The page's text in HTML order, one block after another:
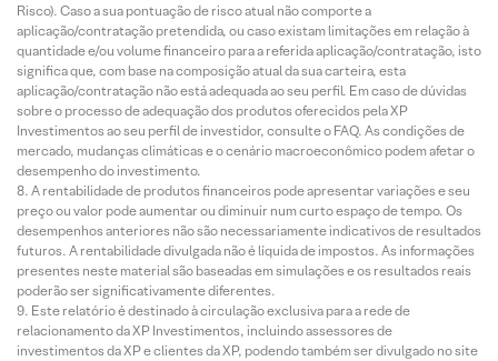
Risco). Caso a sua pontuação de risco atual não comporte a
aplicação/contratação pretendida, ou caso existam limitações em relação à
quantidade e/ou volume financeiro para a referida aplicação/contratação, isto
significa que, com base na composição atual da sua carteira, esta
aplicação/contratação não está adequada ao seu perfil. Em caso de dúvidas
sobre o processo de adequação dos produtos oferecidos pela XP
Investimentos ao seu perfil de investidor, consulte o FAQ. As condições de
mercado, mudanças climáticas e o cenário macroeconômico podem afetar o
desempenho do investimento.
A rentabilidade de produtos financeiros pode apresentar variações e seu
preço ou valor pode aumentar ou diminuir num curto espaço de tempo. Os
desempenhos anteriores não são necessariamente indicativos de resultados
futuros. A rentabilidade divulgada não é líquida de impostos. As informações
presentes neste material são baseadas em simulações e os resultados reais
poderão ser significativamente diferentes.
Este relatório é destinado à circulação exclusiva para a rede de
relacionamento da XP Investimentos, incluindo assessores de
investimentos da XP e clientes da XP, podendo também ser divulgado no site